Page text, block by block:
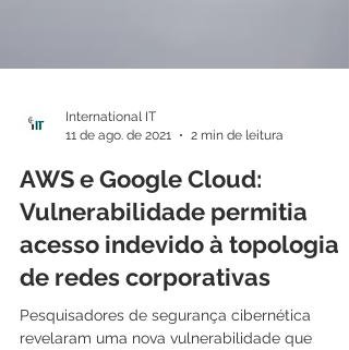
International IT
11 de ago. de 2021
2 min de leitura
AWS e Google Cloud:
Vulnerabilidade permitia
acesso indevido à topologia